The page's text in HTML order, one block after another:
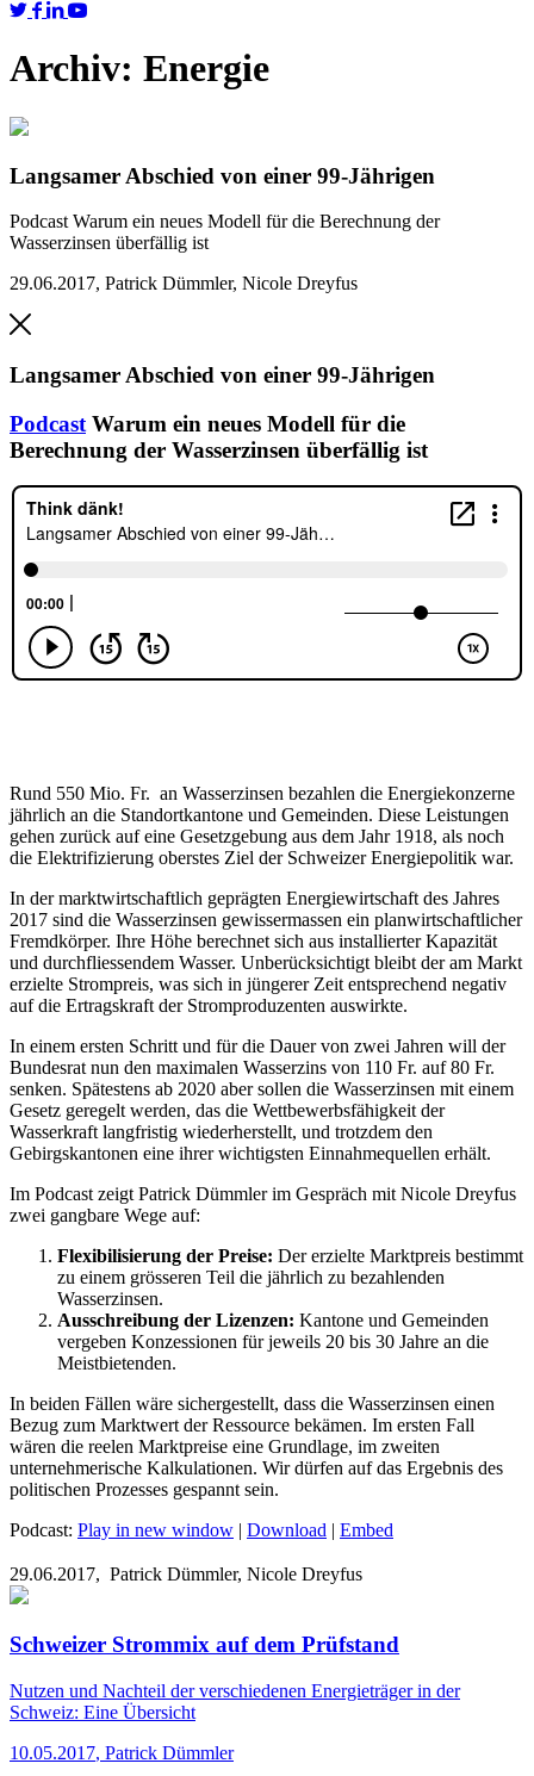
Archiv: Energie
Langsamer Abschied von einer 99-Jährigen
Podcast Warum ein neues Modell für die Berechnung der
Wasserzinsen überfällig ist
29.06.2017, Patrick Dümmler, Nicole Dreyfus
Langsamer Abschied von einer 99-Jährigen
Podcast Warum ein neues Modell für die
Berechnung der Wasserzinsen überfällig ist
Rund 550 Mio. Fr. an Wasserzinsen bezahlen die Energiekonzerne
jährlich an die Standortkantone und Gemeinden. Diese Leistungen
gehen zurück auf eine Gesetzgebung aus dem Jahr 1918, als noch
die Elektrifizierung oberstes Ziel der Schweizer Energiepolitik war.
In der marktwirtschaftlich geprägten Energiewirtschaft des Jahres
2017 sind die Wasserzinsen gewissermassen ein planwirtschaftlicher
Fremdkörper. Ihre Höhe berechnet sich aus installierter Kapazität
und durchfliessendem Wasser. Unberücksichtigt bleibt der am Markt
erzielte Strompreis, was sich in jüngerer Zeit entsprechend negativ
auf die Ertragskraft der Stromproduzenten auswirkte.
In einem ersten Schritt und für die Dauer von zwei Jahren will der
Bundesrat nun den maximalen Wasserzins von 110 Fr. auf 80 Fr.
senken. Spätestens ab 2020 aber sollen die Wasserzinsen mit einem
Gesetz geregelt werden, das die Wettbewerbsfähigkeit der
Wasserkraft langfristig wiederherstellt, und trotzdem den
Gebirgskantonen eine ihrer wichtigsten Einnahmequellen erhält.
Im Podcast zeigt Patrick Dümmler im Gespräch mit Nicole Dreyfus
zwei gangbare Wege auf:
Flexibilisierung der Preise: Der erzielte Marktpreis bestimmt
zu einem grösseren Teil die jährlich zu bezahlenden
Wasserzinsen.
Ausschreibung der Lizenzen: Kantone und Gemeinden
vergeben Konzessionen für jeweils 20 bis 30 Jahre an die
Meistbietenden.
In beiden Fällen wäre sichergestellt, dass die Wasserzinsen einen
Bezug zum Marktwert der Ressource bekämen. Im ersten Fall
wären die reelen Marktpreise eine Grundlage, im zweiten
unternehmerische Kalkulationen. Wir dürfen auf das Ergebnis des
politischen Prozesses gespannt sein.
Podcast: Play in new window Download Embed
29.06.2017, Patrick Dümmler, Nicole Dreyfus
Schweizer Strommix auf dem Prüfstand
Nutzen und Nachteil der verschiedenen Energieträger in der
Schweiz: Eine Übersicht
10.05.2017, Patrick Dümmler